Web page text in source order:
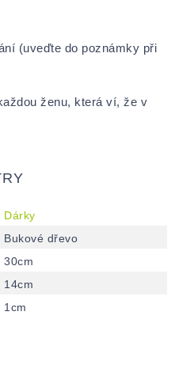
(uveďte do poznámky při
ženu, která ví, že v
Dárky
Bukové dřevo
30cm
14cm
1cm